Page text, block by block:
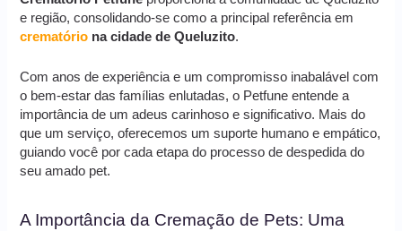
e região, consolidando-se como a principal referência em
crematório na cidade de Queluzito.
Com anos de experiência e um compromisso inabalável com
o bem-estar das famílias enlutadas, o Petfune entende a
importância de um adeus carinhoso e significativo. Mais do
que um serviço, oferecemos um suporte humano e empático,
guiando você por cada etapa do processo de despedida do
seu amado pet.
A Importância da Cremação de Pets: Uma